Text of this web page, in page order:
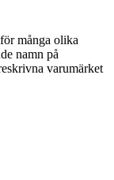
många olika
namn på
varumärket